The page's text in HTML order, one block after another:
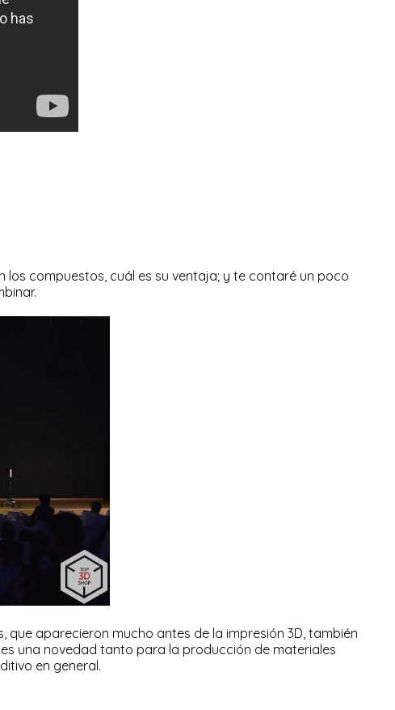
compuestos, cuál es su ventaja; y te contaré un poco
aparecieron mucho antes de la impresión 3D, también
una novedad tanto para la producción de materiales
en general.